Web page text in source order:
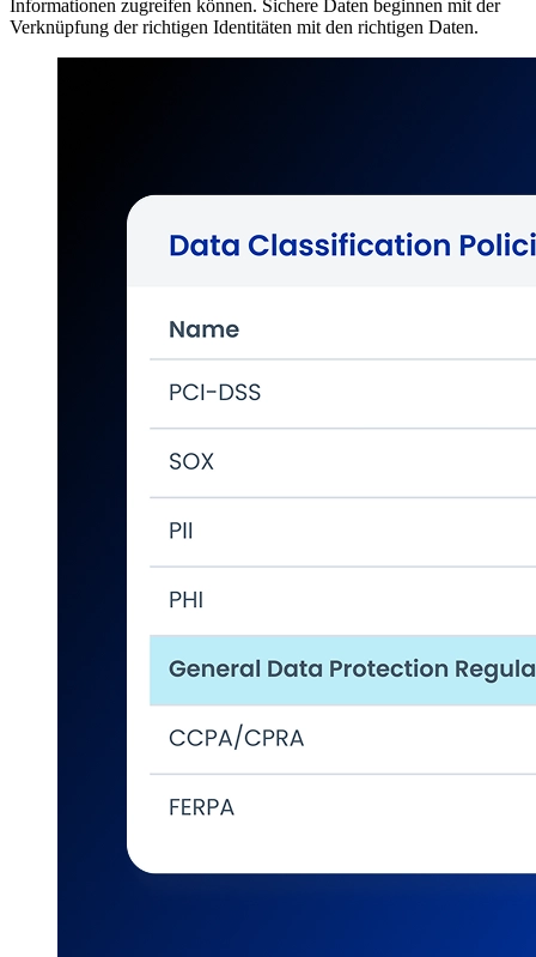
Informationen zugreifen können. Sichere Daten beginnen mit der
Verknüpfung der richtigen Identitäten mit den richtigen Daten.